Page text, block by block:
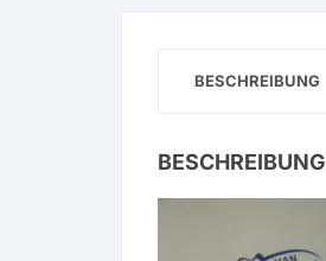
BESCHREIBUNG
BESCHREIBUNG